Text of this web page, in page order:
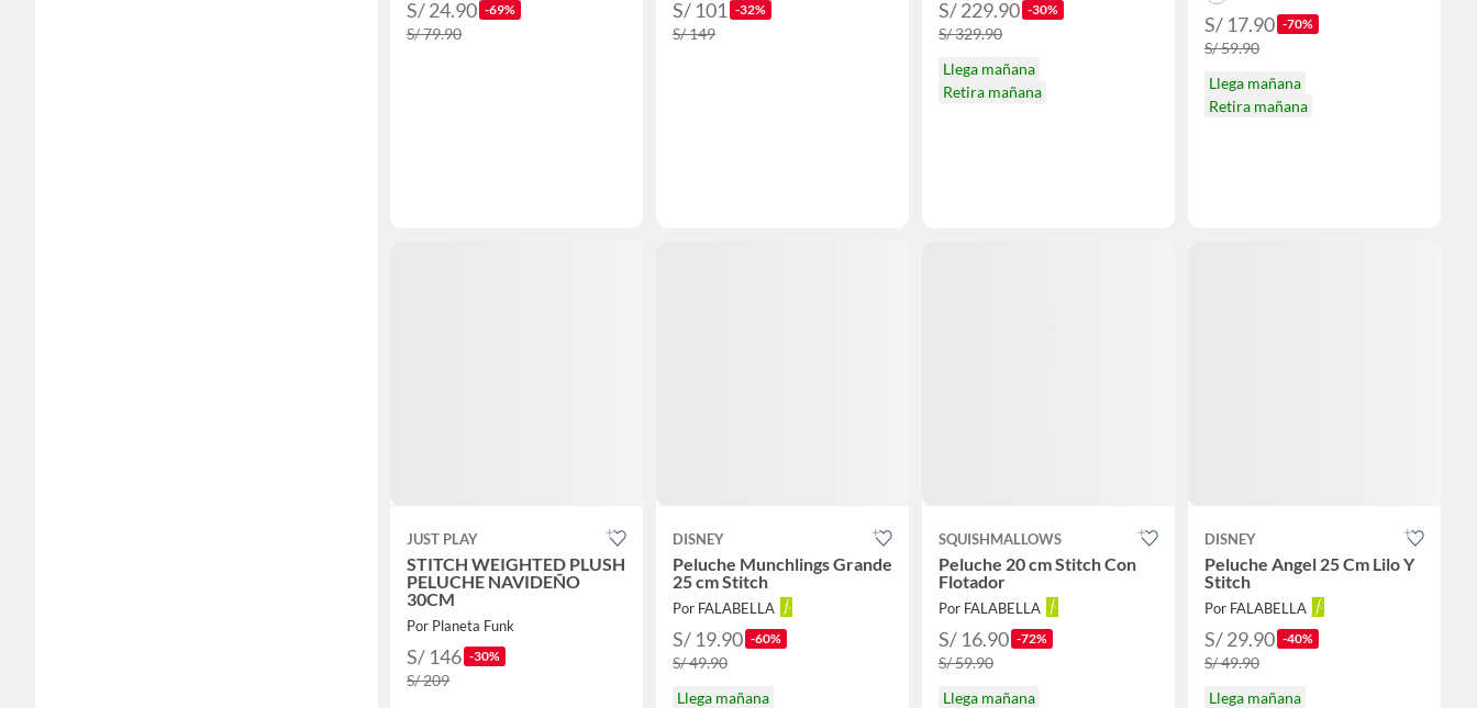
S/ 24.90 -69%
S/ 79.90
S/ 101 -32%
S/ 149
S/ 229.90 -30%
S/ 329.90
Llega mañana
Retira mañana
S/ 17.90 -70%
S/ 59.90
Llega mañana
Retira mañana
JUST PLAY
STITCH WEIGHTED PLUSH
PELUCHE NAVIDEÑO
30CM
Por Planeta Funk
S/ 146 -30%
S/ 209
DISNEY
Peluche Munchlings Grande
25 cm Stitch
Por FALABELLA
S/ 19.90 -60%
S/ 49.90
Llega mañana
SQUISHMALLOWS
Peluche 20 cm Stitch Con
Flotador
Por FALABELLA
S/ 16.90 -72%
S/ 59.90
Llega mañana
DISNEY
Peluche Angel 25 Cm Lilo Y
Stitch
Por FALABELLA
S/ 29.90 -40%
S/ 49.90
Llega mañana